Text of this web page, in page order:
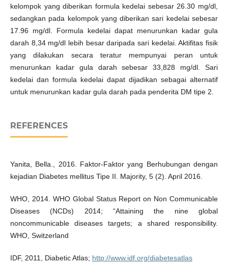
kelompok yang diberikan formula kedelai sebesar 26.30 mg/dl,
sedangkan pada kelompok yang diberikan sari kedelai sebesar
17.96 mg/dl. Formula kedelai dapat menurunkan kadar gula
darah 8,34 mg/dl lebih besar daripada sari kedelai. Aktifitas fisik
yang dilakukan secara teratur mempunyai peran untuk
menurunkan kadar gula darah sebesar 33,828 mg/dl. Sari
kedelai dan formula kedelai dapat dijadikan sebagai alternatif
untuk menurunkan kadar gula darah pada penderita DM tipe 2.
REFERENCES
Yanita, Bella., 2016. Faktor-Faktor yang Berhubungan dengan
kejadian Diabetes mellitus Tipe II. Majority, 5 (2). April 2016.
WHO, 2014. WHO Global Status Report on Non Communicable
Diseases (NCDs) 2014; “Attaining the nine global
noncommunicable diseases targets; a shared responsibility.
WHO, Switzerland
IDF, 2011, Diabetic Atlas; http://www.idf.org/diabetesatlas